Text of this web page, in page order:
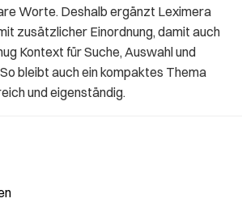
Worte. Deshalb ergänzt Leximera
zusätzlicher Einordnung, damit auch
Kontext für Suche, Auswahl und
bleibt auch ein kompaktes Thema
und eigenständig.